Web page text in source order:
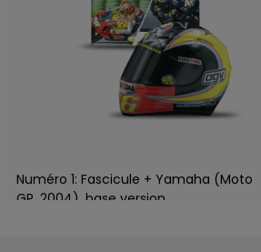
Numéro 1: Fascicule + Yamaha (Moto
GP, 2004), base version